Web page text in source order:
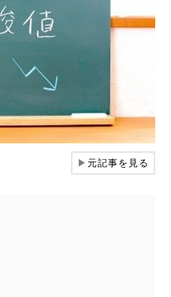
▶元記事を見る